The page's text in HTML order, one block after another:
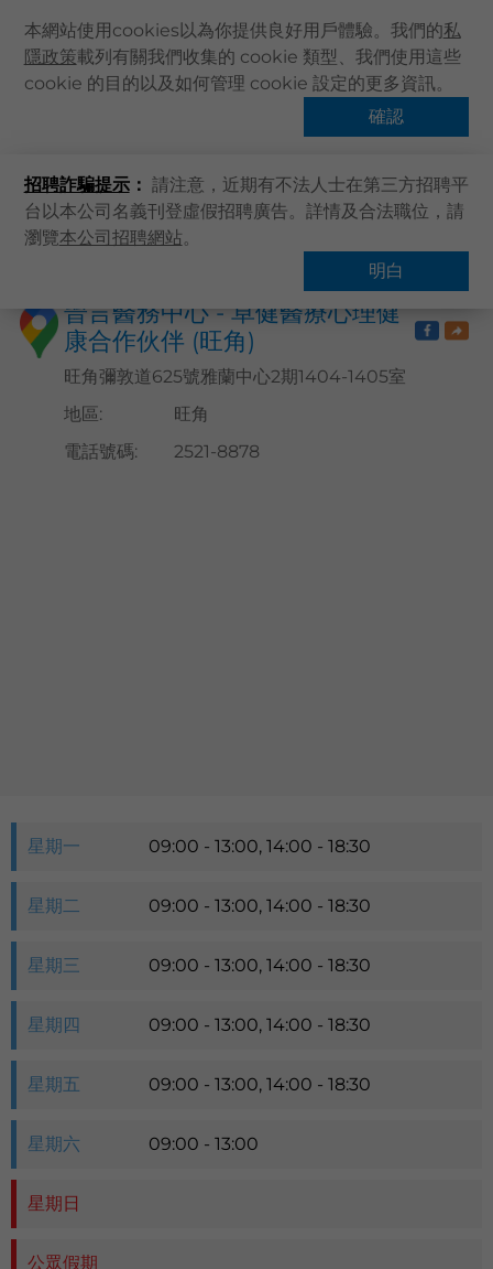
本網站使用cookies以為你提供良好用戶體驗。我們的私
隱政策載列有關我們收集的 cookie 類型、我們使用這些
cookie 的目的以及如何管理 cookie 設定的更多資訊。
確認
招聘詐騙提示： 請注意，近期有不法人士在第三方招聘平
台以本公司名義刊登虛假招聘廣告。詳情及合法職位，請
瀏覽本公司招聘網站。
明白
主頁
卓健服務
卓健手機App
最新資訊
聯絡我們
搜尋醫療服務
登記 / 登入
主頁 搜尋醫療服務
晉言醫務中心 - 卓健醫療心理健
康合作伙伴 (旺角)
旺角彌敦道625號雅蘭中心2期1404-1405室
地區:
旺角
電話號碼: 2521-8878
星期一 09:00 - 13:00, 14:00 - 18:30
星期二 09:00 - 13:00, 14:00 - 18:30
星期三 09:00 - 13:00, 14:00 - 18:30
星期四 09:00 - 13:00, 14:00 - 18:30
星期五 09:00 - 13:00, 14:00 - 18:30
星期六 09:00 - 13:00
星期日
公眾假期